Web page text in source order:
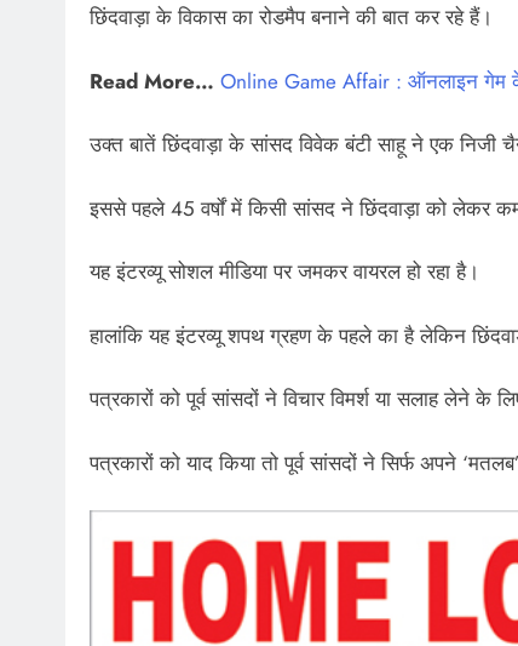
छिंदवाड़ा के विकास का रोडमैप बनाने की बात कर रहे हैं।
Read More… Online Game Affair : ऑनलाइन गेम
उक्त बातें छिंदवाड़ा के सांसद विवेक बंटी साहू ने एक निजी
इससे पहले 45 वर्षों में किसी सांसद ने छिंदवाड़ा को लेकर
यह इंटरव्यू सोशल मीडिया पर जमकर वायरल हो रहा है।
हालांकि यह इंटरव्यू शपथ ग्रहण के पहले का है लेकिन
पत्रकारों को पूर्व सांसदों ने विचार विमर्श या सलाह लेने के
पत्रकारों को याद किया तो पूर्व सांसदों ने सिर्फ अपने